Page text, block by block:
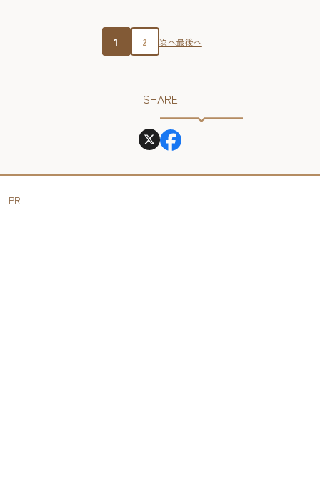
1 2 次へ最後へ
SHARE
PR